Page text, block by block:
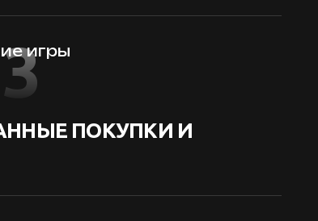
игры
ПОКУПКИ И
3